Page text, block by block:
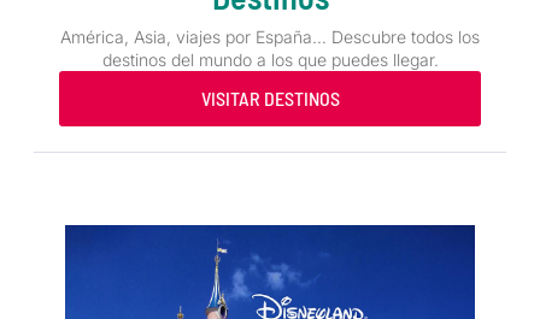
América, Asia, viajes por España… Descubre todos los
destinos del mundo a los que puedes llegar.
VISITAR DESTINOS